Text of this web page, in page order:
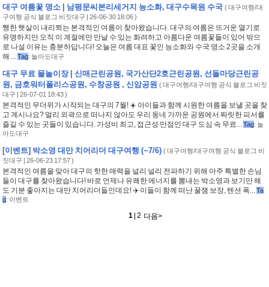
대구 여름꽃 명소 | 남평문씨본리세거지 능소화, 대구수목원 수국 (대구여행/대
구여행 공식 블로그 비짓대구 | 26-06-30 18:06 )
쨍한 햇살이 내리쬐는 본격적인 여름이 찾아왔습니다. 대구의 여름은 뜨거운 열기로
유명하지만 오직 이 계절에만 만날 수 있는 화려하고 아름다운 여름꽃들이 있어 밖으
로 나설 이유는 충분하답니다! 오늘은 여름 대표 꽃인 능소화와 수국 명소 2곳을 소개
해 ...Tag: 놀아도대구
대구 무료 물놀이장 | 신매근린공원, 국가산단2호근린공원, 선돌마당근린공
원, 금호워터폴리스공원, 수창공원 , 신암공원 (대구여행/대구여행 공식 블로그 비짓
대구 | 26-07-01 18:43 )
본격적인 무더위가 시작되는 대구의 7월! ☀️ 아이들과 함께 시원한 여름을 보낼 곳을 찾
고 계시나요? 멀리 외곽으로 떠나지 않아도 우리 동네 가까운 공원에서 짜릿한 피서를
즐길 수 있는 곳들이 있습니다. 가성비 최고, 접근성 만점인 대구 도심 속 무료...Tag: 놀
아도대구
[이벤트] 박소영 대만 치어리더 대구여행 (~7/6) (대구여행/대구여행 공식 블로그 비
짓대구 | 26-06-23 17:57 )
본격적인 여름을 맞아 대구의 핫한 매력을 널리 널리 전파하기 위해 아주 특별한 손님
들이 대구를 찾아왔습니다! 바로 언제나 유쾌한 에너지를 뽐내는 박소영과 보기만 해
도 기분 좋아지는 대만 치어리더들인데요! ✈️ 이들이 함께 떠난 꿀잼 보장, 텐션 폭...Ta
g: 이벤트
1| 2 다음>